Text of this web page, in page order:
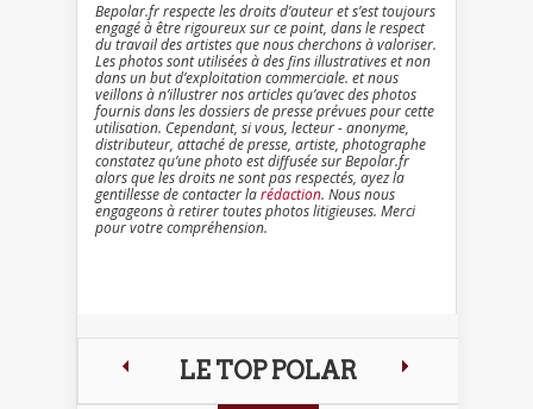
Bepolar.fr respecte les droits d’auteur et s’est toujours
engagé à être rigoureux sur ce point, dans le respect
du travail des artistes que nous cherchons à valoriser.
Les photos sont utilisées à des fins illustratives et non
dans un but d’exploitation commerciale. et nous
veillons à n’illustrer nos articles qu’avec des photos
fournis dans les dossiers de presse prévues pour cette
utilisation. Cependant, si vous, lecteur - anonyme,
distributeur, attaché de presse, artiste, photographe
constatez qu’une photo est diffusée sur Bepolar.fr
alors que les droits ne sont pas respectés, ayez la
gentillesse de contacter larédaction. Nous nous
engageons à retirer toutes photos litigieuses. Merci
pour votre compréhension.
LE TOP POLAR